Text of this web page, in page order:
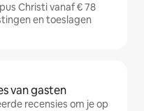
Christi vanaf € 78
en toeslagen
van gasten
recensies om je op